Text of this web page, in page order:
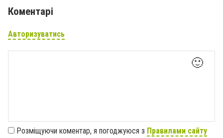
Коментарі
Авторизуватись
🙂
Розміщуючи коментар, я погоджуюся з Правилами сайту